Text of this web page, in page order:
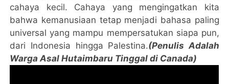
cahaya kecil. Cahaya yang mengingatkan kita
bahwa kemanusiaan tetap menjadi bahasa paling
universal yang mampu mempersatukan siapa pun,
dari Indonesia hingga Palestina.(Penulis Adalah
Warga Asal Hutaimbaru Tinggal di Canada)